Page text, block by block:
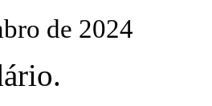
de 2024